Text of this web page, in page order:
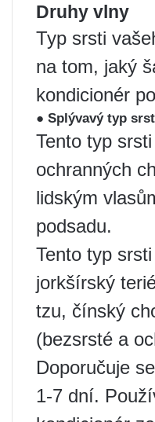
Druhy vlny
Typ srsti
na tom, jaký
kondicionér
● Splývavý typ
Tento typ
ochranných
lidským
podsadu.
Tento typ
jorkšírský
tzu, čínský
(bezsrsté a
Doporučuje
1-7 dní.